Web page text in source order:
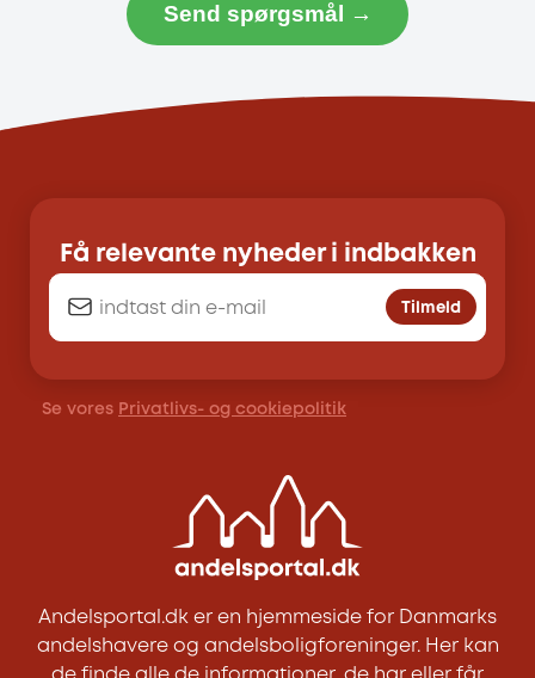
Send spørgsmål →
Få relevante nyheder i indbakken
Tilmeld
Se vores Privatlivs- og cookiepolitik
Andelsportal.dk er en hjemmeside for Danmarks
andelshavere og andelsboligforeninger. Her kan